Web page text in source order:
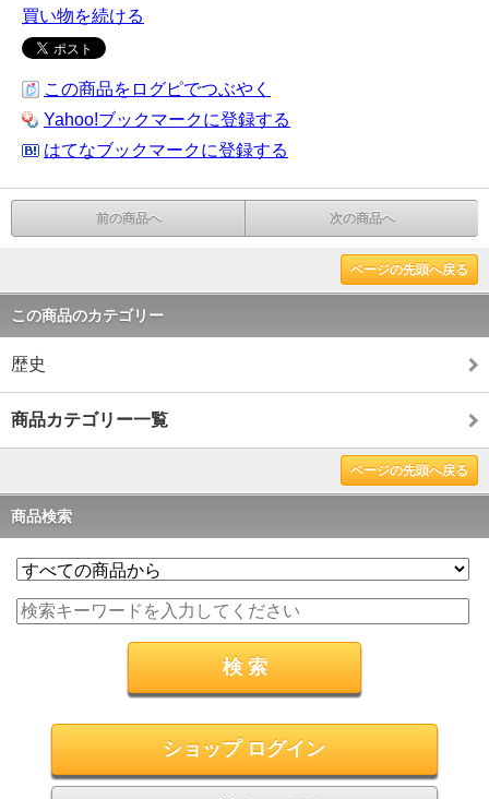
買い物を続ける
この商品をログピでつぶやく
Yahoo!ブックマークに登録する
はてなブックマークに登録する
前の商品へ 次の商品へ
ページの先頭へ戻る
この商品のカテゴリー
歴史
商品カテゴリー一覧
ページの先頭へ戻る
商品検索
ショップ ログイン